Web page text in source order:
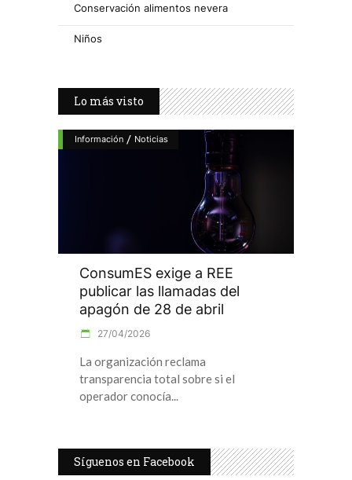
Conservación alimentos nevera
Niños
Lo más visto
Información / Noticias
ConsumES exige a REE
publicar las llamadas del
apagón de 28 de abril
27/04/2026
La organización reclama
transparencia total sobre si el
operador conocía
Síguenos en Facebook